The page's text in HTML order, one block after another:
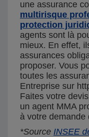
une assurance
multirisque
protection
agents sont là
mieux. En effet,
assurances
proposer. Vous
toutes les
Entreprise sur
Faites votre
un agent MMA
à votre demande
*Source INSEE